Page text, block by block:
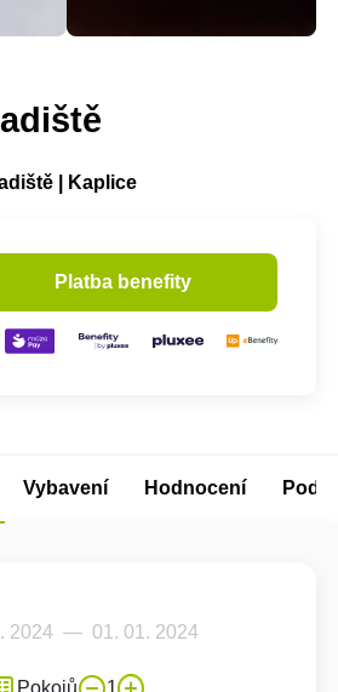
| Kaplice
Platba benefity
Vybavení Hodnocení